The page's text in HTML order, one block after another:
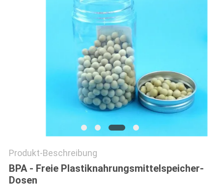
Produkt-Beschreibung
BPA - Freie Plastiknahrungsmittelspeicher-
Dosen